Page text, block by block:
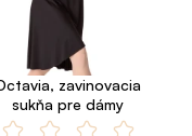
zavinovacia
sukňa pre dámy